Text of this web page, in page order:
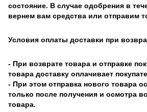
состояние. В случае одобрения в
вернем вам средства или отправим
Условия оплаты доставки при
- При возврате товара и отправке
товара доставку оплачивает
- При этом отправка нового товара
только после получения и осмотра
товара.